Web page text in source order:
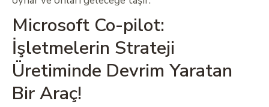
Microsoft Co-pilot:
İşletmelerin Strateji
Üretiminde Devrim Yaratan
Bir Araç!